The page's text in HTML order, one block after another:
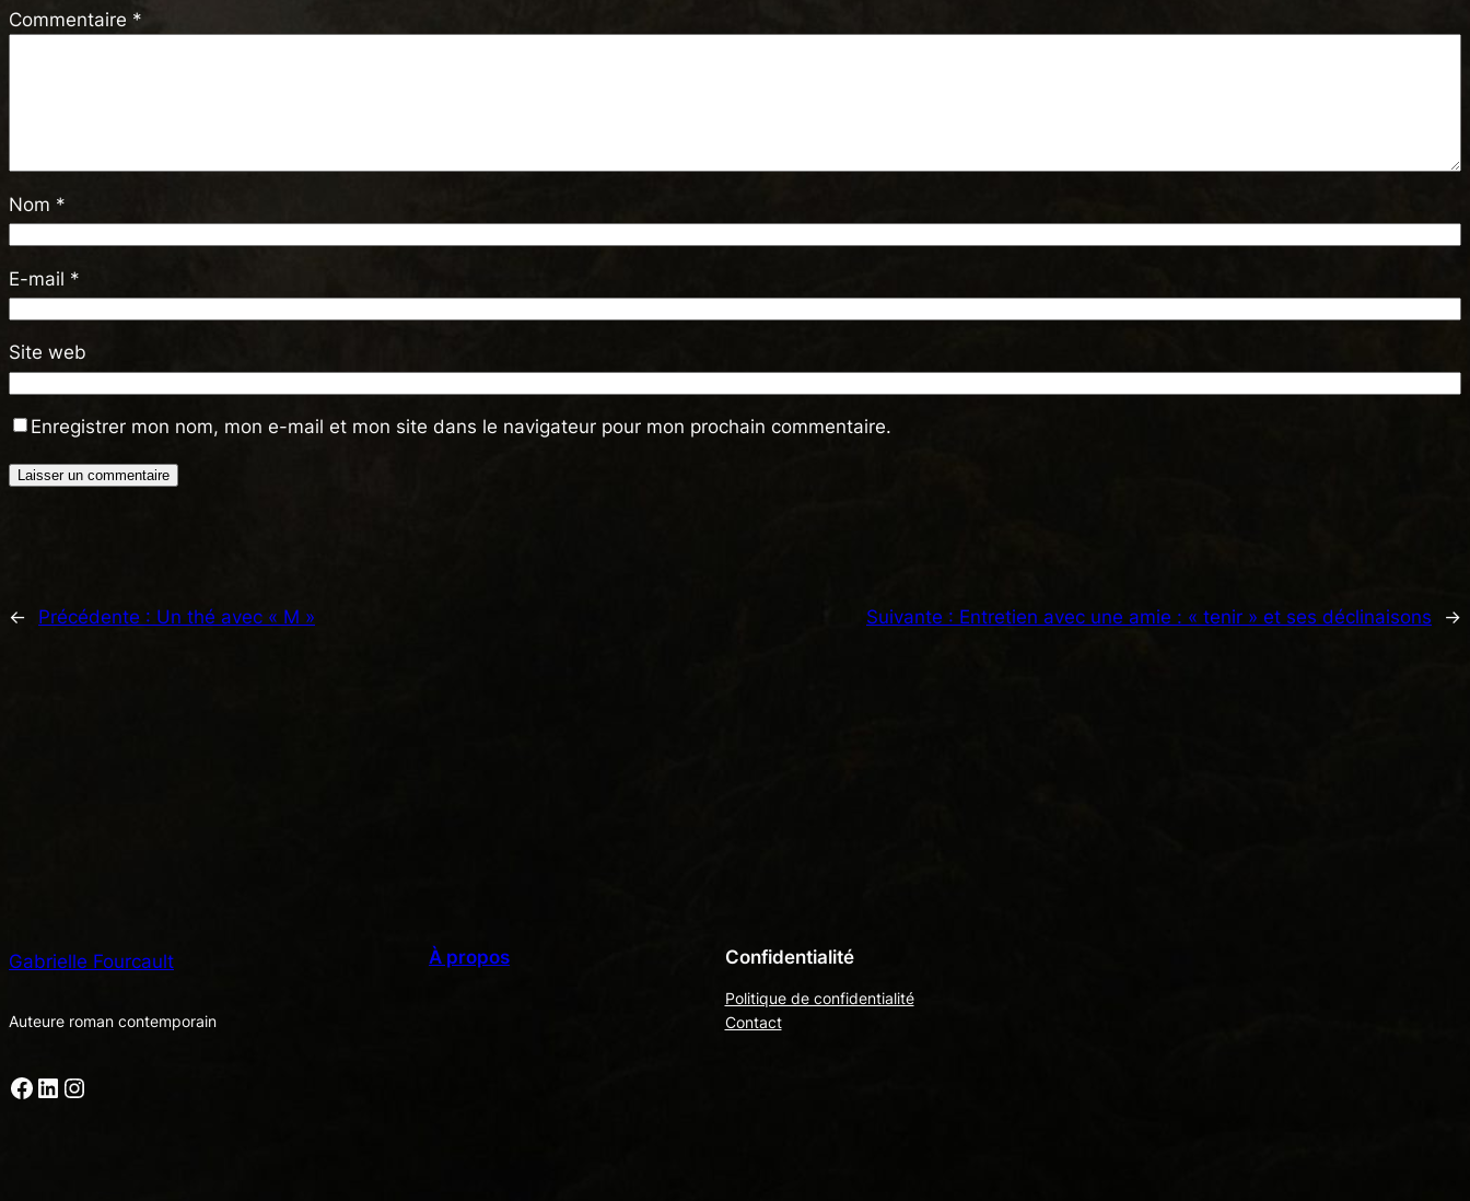
Commentaire *
Nom *
E-mail *
Site web
Enregistrer mon nom, mon e-mail et mon site dans le navigateur pour mon prochain commentaire.
← Précédente : Un thé avec « M » Suivante : Entretien avec une amie : « tenir » et ses déclinaisons →
Gabrielle Fourcault
Auteure roman contemporain
Facebook LinkedIn Instagram
À propos Confidentialité
Politique de confidentialité
Contact